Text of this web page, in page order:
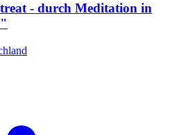
- durch Meditation in